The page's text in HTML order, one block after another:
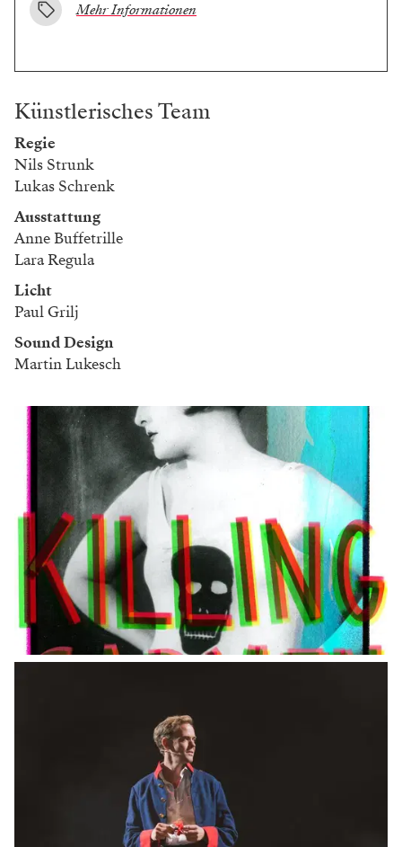
Mehr Informationen
Künstlerisches Team
Regie
Nils Strunk
Lukas Schrenk
Ausstattung
Anne Buffetrille
Lara Regula
Licht
Paul Grilj
Sound Design
Martin Lukesch